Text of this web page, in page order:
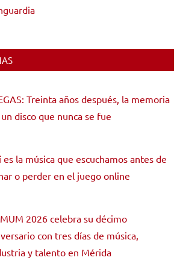
Treinta años después, la memoria
disco que nunca se fue
es la música que escuchamos antes de
o perder en el juego online
2026 celebra su décimo
con tres días de música,
y talento en Mérida